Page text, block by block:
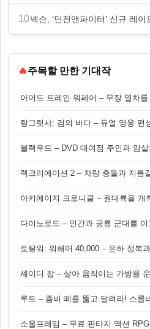
10
🔥주목할 만한 기대작
소울프레임 – 무료 판타지 액션 RPG